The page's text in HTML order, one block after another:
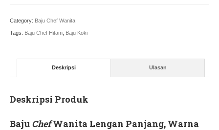
Category: Baju Chef Wanita
Tags: Baju Chef Hitam Baju Koki
Deskripsi Ulasan
Deskripsi Produk
Baju ChefWanita Lengan Panjang, Warna